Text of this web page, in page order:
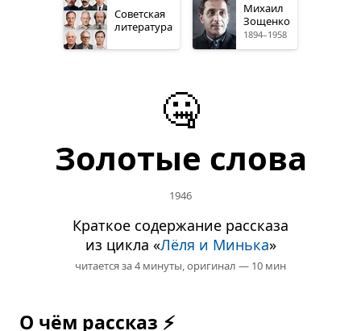
Советская
литература
Михаил
Зощенко
1894–1958
🤐
Золотые слова
1946
Краткое содержание рассказа
из цикла «Лёля и Минька»
читается за 4 минуты,оригинал — 10 мин
О чём рассказ ⚡